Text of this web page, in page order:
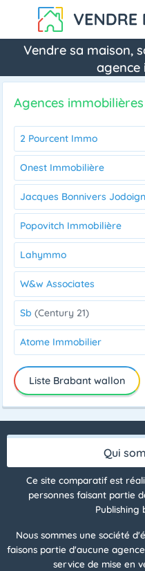
Vendre sa maison,
agence
Agences
2 Pourcent Immo
Onest Immobilière
Jacques Bonnivers
Popovitch Immobilière
Lahymmo
W&w Associates
Sb (Century 21)
Atome Immobilier
Liste Brabant wallon
Qui
Ce site comparatif est
personnes faisant partie
Publishing
Nous sommes une société
faisons partie d'aucune
service de mise en